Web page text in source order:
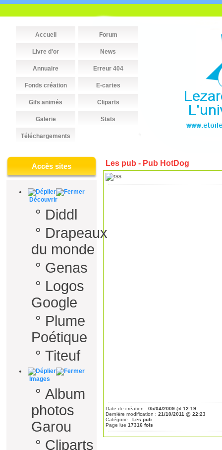
Accueil Forum
Livre d'or News
Annuaire Erreur 404
Fonds création E-cartes
Gifs animés Cliparts
Galerie Stats
Téléchargements
Accès sites
Découvrir
° Diddl
° Drapeaux
du monde
° Genas
° Logos
Google
° Plume
Poétique
° Titeuf
Images
° Album
photos
Garou
° Cliparts
Les pub - Pub HotDog
Date de création : 05/04/2009 @ 12:19
Dernière modification : 21/10/2011 @ 22:23
Catégorie : Les pub
Page lue 17316 fois